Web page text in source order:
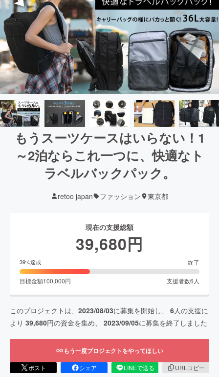
もうスーツケースはいらない！1
～2泊ならこれ一つに、快適なト
ラベルバックパック。
retoo japan ファッション 東京都
現在の支援総額
39,680円
39%達成 終了
目標金額100,000円 支援者数6 人
このプロジェクトは、 2023/08/03に募集を開始し、 6人の支援に
より 39,680円の資金を集め、 2023/09/05に募集を終了しました
もう一度プロジェクトをやってほしい
ポスト シェア LINEで送る
URLコピー